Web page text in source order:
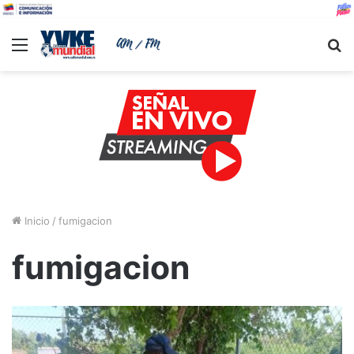
Menu
Inicio / fumigacion
fumigacion